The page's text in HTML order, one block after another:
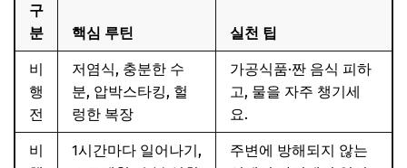
구
분
핵심 루틴 실천 팁
비
행
전
저염식, 충분한 수
분, 압박스타킹, 헐
렁한 복장
가공식품·짠 음식 피하
고, 물을 자주 챙기세
요.
비
1시간마다 일어나기,
주변에 방해되지 않는